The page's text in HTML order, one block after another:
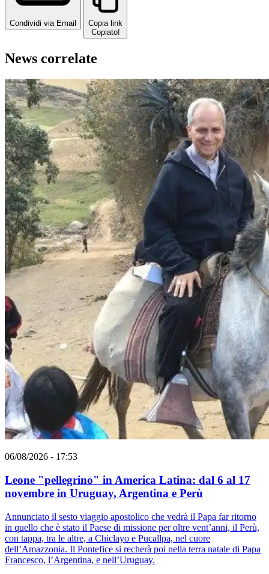
Condividi via Email
Copia link
Copiato!
News correlate
06/08/2026 - 17:53
Leone "pellegrino" in America Latina: dal 6 al 17
novembre in Uruguay, Argentina e Perù
Annunciato il sesto viaggio apostolico che vedrà il Papa far ritorno
in quello che è stato il Paese di missione per oltre vent’anni, il Perù,
con tappa, tra le altre, a Chiclayo e Pucallpa, nel cuore
dell’Amazzonia. Il Pontefice si recherà poi nella terra natale di Papa
Francesco, l’Argentina, e nell’Uruguay.